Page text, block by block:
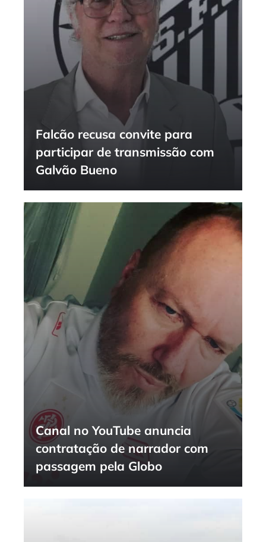
Falcão recusa convite para
participar de transmissão com
Galvão Bueno
Canal no YouTube anuncia
contratação de narrador com
passagem pela Globo